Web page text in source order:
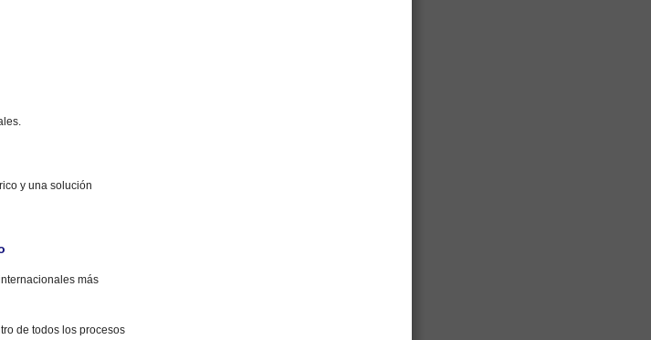
y una solución
más
de todos los procesos